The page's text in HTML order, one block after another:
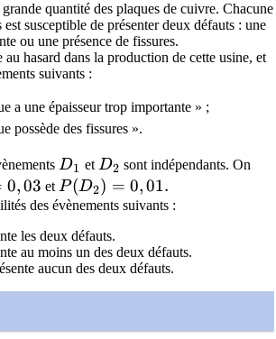
quantité des plaques de cuivre. Chacune
susceptible de présenter deux défauts : une
ou une présence de fissures.
hasard dans la production de cette usine, et
suivants :
a une épaisseur trop importante » ;
possède des fissures ».
D_1
D1 et D_2
D2 sont indépendants. On
0,03
0,03 et P(D_2) = 0,01.
P(D2) = 0,01.
des évènements suivants :
les deux défauts.
au moins un des deux défauts.
aucun des deux défauts.